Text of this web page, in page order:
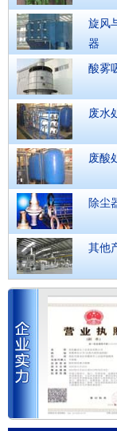
旋风
器
酸雾
废水
废酸
除尘
其他